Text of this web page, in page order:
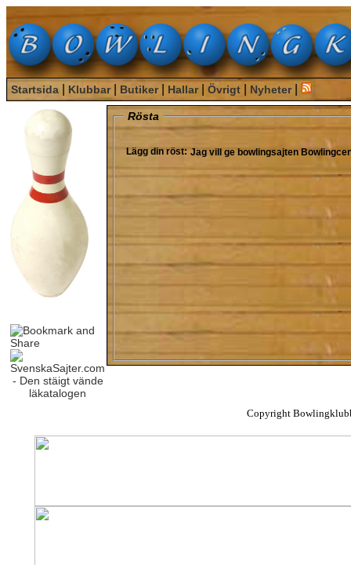
Startsida Klubbar| Butiker| Hallar| Övrigt Nyheter|
Rösta
Lägg din röst: Jag vill ge bowlingsajten
Copyright